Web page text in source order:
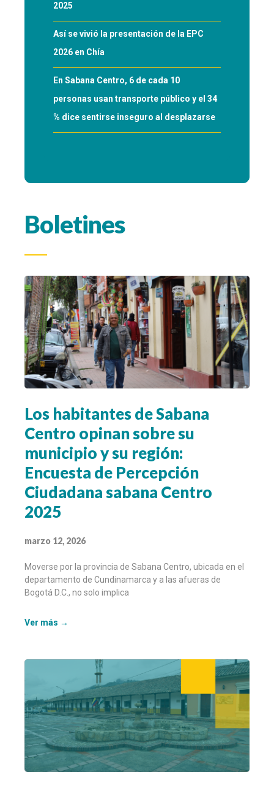
Boletines
Los habitantes de Sabana
Centro opinan sobre su
municipio y su región:
Encuesta de Percepción
Ciudadana sabana Centro
2025
marzo 12, 2026
Moverse por la provincia de Sabana Centro, ubicada en el
departamento de Cundinamarca y a las afueras de
Bogotá D.C., no solo implica
Ver más →
2025
Así se vivió la presentación de la EPC
2026 en Chía
En Sabana Centro, 6 de cada 10
personas usan transporte público y el 34
% dice sentirse inseguro al desplazarse